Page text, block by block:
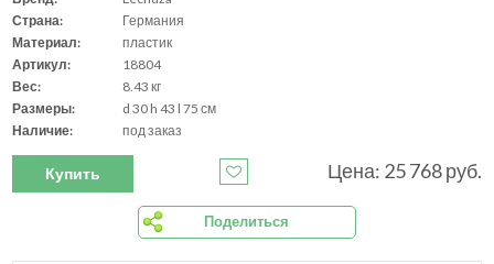
Страна:
Германия
Материал:
пластик
Артикул:
18804
Вес:
8.43 кг
Размеры:
d 30 h 43 l 75 см
Наличие:
под заказ
Купить Цена: 25 768 руб.
Поделиться